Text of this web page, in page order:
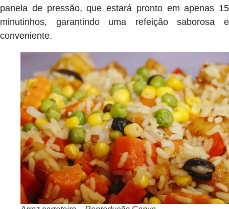
panela de pressão, que estará pronto em apenas 15
minutinhos, garantindo uma refeição saborosa e
conveniente.